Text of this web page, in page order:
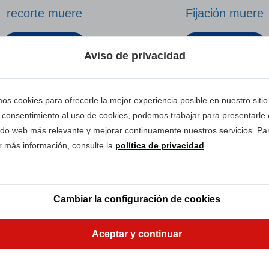
recorte muere Fijación muere
Vídeo del producto
Aviso de privacidad
cookies para ofrecerle la mejor experiencia posible en nuestro sitio
al uso de cookies, podemos trabajar para presentarle
web más relevante y mejorar continuamente nuestros servicios.
más información, consulte la política de privacidad
Cambiar la configuración de cookies
Aceptar y continuar